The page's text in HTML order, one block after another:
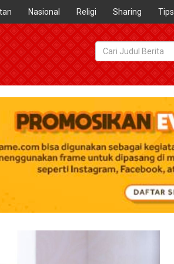
Nasional Religi Sharing Tips